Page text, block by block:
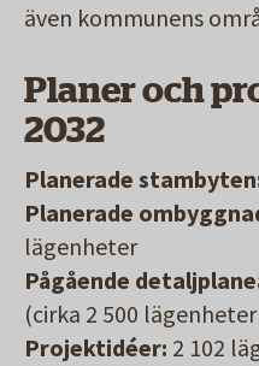
även kommunens
Planer och
2032
Planerade
Planerade
lägenheter
Pågående
(cirka 2 500
Projektidéer: 2 102